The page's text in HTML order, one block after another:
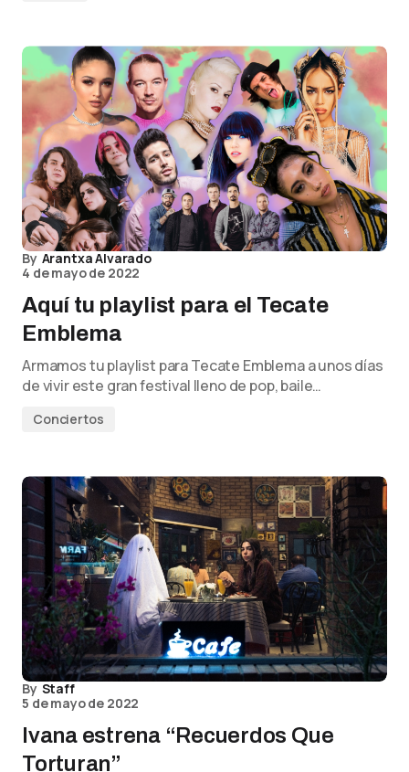
By Arantxa Alvarado
4 de mayo de 2022
Aquí tu playlist para el Tecate
Emblema
Armamos tu playlist para Tecate Emblema a unos días
de vivir este gran festival lleno de pop, baile…
Conciertos
By Staff
5 de mayo de 2022
Ivana estrena “Recuerdos Que
Torturan”